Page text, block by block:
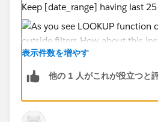
Keep [date_range] having last
Add new calculation and filter it
表示件数を増やす
他の 1 人がこれが役立つと